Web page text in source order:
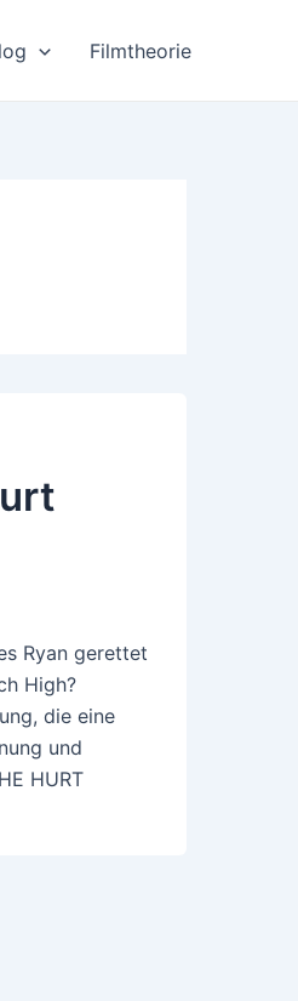
Filmtheorie
Ryan gerettet
High?
die eine
und
HURT